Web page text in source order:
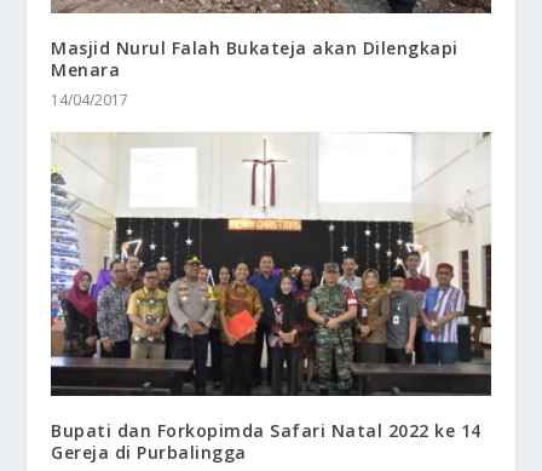
Masjid Nurul Falah Bukateja akan Dilengkapi
Menara
14/04/2017
Bupati dan Forkopimda Safari Natal 2022 ke 14
Gereja di Purbalingga